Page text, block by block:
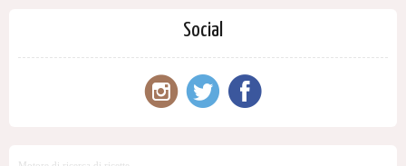
Social